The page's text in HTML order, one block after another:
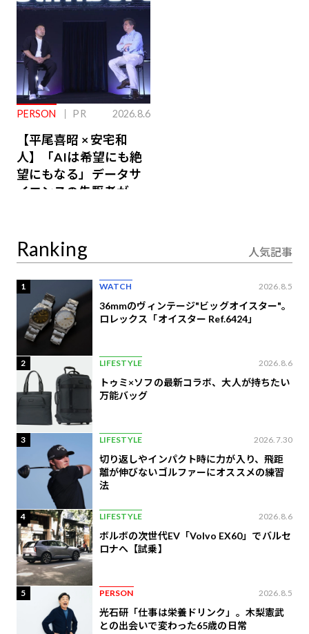
PERSON PR 2026.8.6
【平尾喜昭 × 安宅和
人】「AIは希望にも絶
望にもなる」データサ
イエンスの先駆者が語
Ranking 人気記事
1 WATCH 2026.8.5
36mmのヴィンテージ"ビッグオイスター"。
ロレックス「オイスター Ref.6424」
2 LIFESTYLE 2026.8.6
トゥミ×ソフの最新コラボ、大人が持ちたい
万能バッグ
3 LIFESTYLE 2026.7.30
切り返しやインパクト時に力が入り、飛距
離が伸びないゴルファーにオススメの練習
法
4 LIFESTYLE 2026.8.6
ボルボの次世代EV「Volvo EX60」でバルセ
ロナへ【試乗】
5 PERSON 2026.8.5
光石研「仕事は栄養ドリンク」。木梨憲武
との出会いで変わった65歳の日常